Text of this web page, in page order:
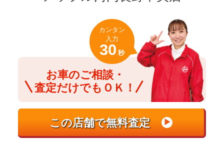
お車のご相談・
査定だけでもＯＫ！
カンタン
入力
30 秒